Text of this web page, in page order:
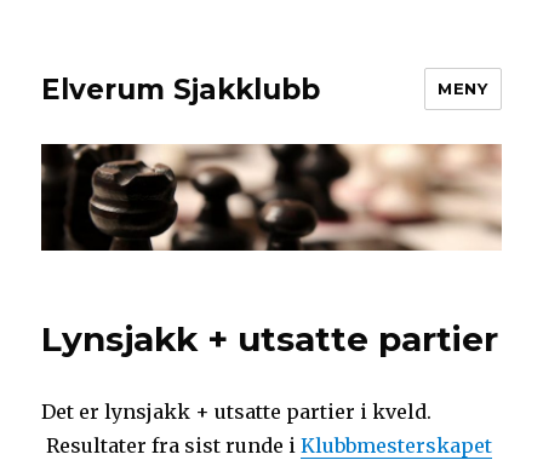
Elverum Sjakklubb MENY
Lynsjakk + utsatte partier
Det er lynsjakk + utsatte partier i kveld.
Resultater fra sist runde iKlubbmesterskapet